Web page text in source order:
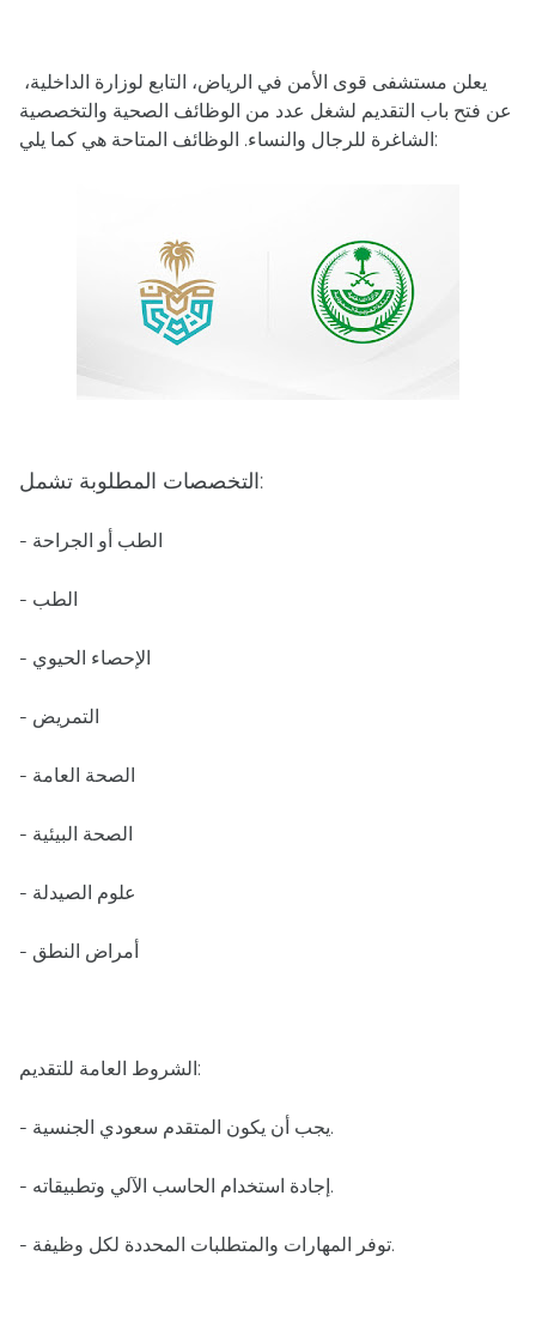
عن فتح باب التقديم لشغل عدد من الوظائف الصحية والتخصصية
الشاغرة للرجال والنساء. الوظائف المتاحة هي كما يلي:
التخصصات المطلوبة تشمل:
- الطب أو الجراحة
- الطب
- الإحصاء الحيوي
- التمريض
- الصحة العامة
- الصحة البيئية
- علوم الصيدلة
- أمراض النطق
الشروط العامة للتقديم:
- يجب أن يكون المتقدم سعودي الجنسية.
- إجادة استخدام الحاسب الآلي وتطبيقاته.
- توفر المهارات والمتطلبات المحددة لكل وظيفة.